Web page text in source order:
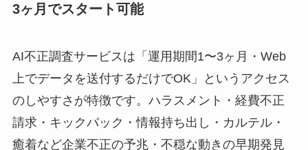
3ヶ月でスタート可能
AI不正調査サービスは「運用期間1〜3ヶ月・Web
上でデータを送付するだけでOK」というアクセス
のしやすさが特徴です。ハラスメント・経費不正
請求・キックバック・情報持ち出し・カルテル・
癒着など企業不正の予兆・不穏な動きの早期発見